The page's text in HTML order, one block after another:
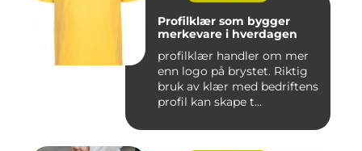
Profilklær som bygger
merkevare i hverdagen
profilklær handler om mer
enn logo på brystet. Riktig
bruk av klær med bedriftens
profil kan skape t...